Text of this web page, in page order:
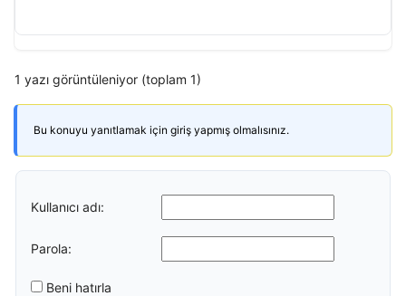
1 yazı görüntüleniyor (toplam 1)
Bu konuyu yanıtlamak için giriş yapmış olmalısınız.
Kullanıcı adı:
Parola:
Beni hatırla